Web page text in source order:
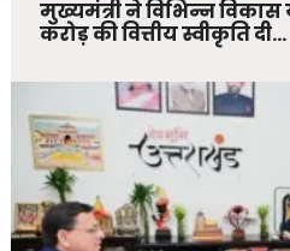
मुख्यमंत्री ने विभिन्न
करोड़ की वित्तीय स्वीकृति दी…